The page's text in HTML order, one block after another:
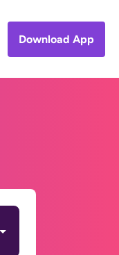
Download App